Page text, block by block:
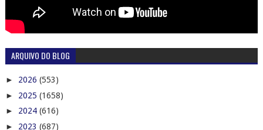
ARQUIVO DO BLOG
► 2026 (553)
► 2025 (1658)
► 2024 (616)
► 2023 (687)